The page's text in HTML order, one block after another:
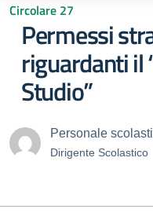
Circolare 27
Permessi
riguardanti il
Studio”
Personale
Dirigente Scolastico